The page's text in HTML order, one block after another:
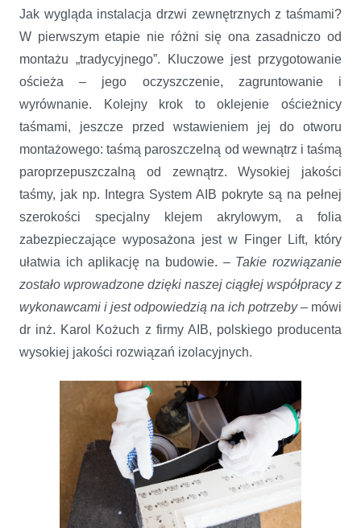
Jak wygląda instalacja drzwi zewnętrznych z taśmami?
W pierwszym etapie nie różni się ona zasadniczo od
montażu „tradycyjnego”. Kluczowe jest przygotowanie
ościeża – jego oczyszczenie, zagruntowanie i
wyrównanie. Kolejny krok to oklejenie ościeżnicy
taśmami, jeszcze przed wstawieniem jej do otworu
montażowego: taśmą paroszczelną od wewnątrz i taśmą
paroprzepuszczalną od zewnątrz. Wysokiej jakości
taśmy, jak np. Integra System AIB pokryte są na pełnej
szerokości specjalny klejem akrylowym, a folia
zabezpieczające wyposażona jest w Finger Lift, który
ułatwia ich aplikację na budowie. – Takie rozwiązanie
zostało wprowadzone dzięki naszej ciągłej współpracy z
wykonawcami i jest odpowiedzią na ich potrzeby – mówi
dr inż. Karol Kożuch z firmy AIB, polskiego producenta
wysokiej jakości rozwiązań izolacyjnych.